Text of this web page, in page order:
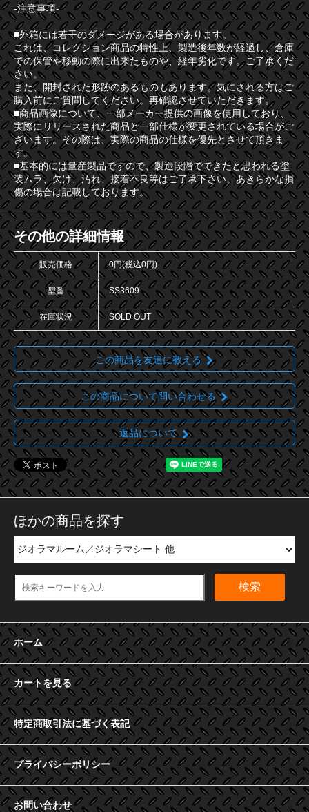
-注意事項-
■外箱には若干のダメージがある場合があります。
これは、コレクション商品の特性上、製造後年数が経過し、倉庫
での保管や移動の際に出来たものや、経年劣化です。ご了承くだ
さい。
また、開封された形跡のあるものもあります。気にされる方はご
購入前にご質問してください。再確認させていただきます。
■商品画像について、一部メーカー提供の画像を使用しており、
実際にリリースされた商品と一部仕様が変更されている場合がご
ざいます。その際は、実際の商品の仕様を優先とさせて頂きま
す。
■基本的には量産製品ですので、製造段階でできたと思われる塗
装ムラ、欠け、汚れ、接着不良等はご了承下さい。あきらかな損
傷の場合は記載しております。
その他の詳細情報
販売価格 0円(税込0円)
型番 SS3609
在庫状況 SOLD OUT
この商品を友達に教える
この商品について問い合わせる
返品について
ほかの商品を探す
検索
ホーム
カートを見る
特定商取引法に基づく表記
プライバシーポリシー
お問い合わせ